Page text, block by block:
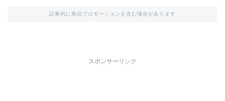
記事内に商品プロモーションを含む場合があります
スポンサーリンク